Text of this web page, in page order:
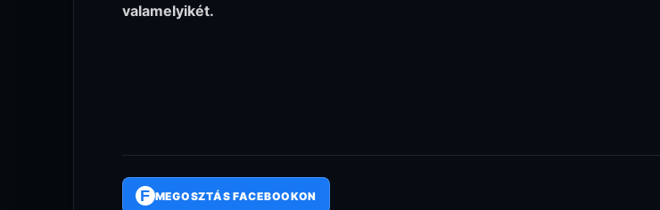
valamelyikét.
F MEGOSZTÁS FACEBOOKON